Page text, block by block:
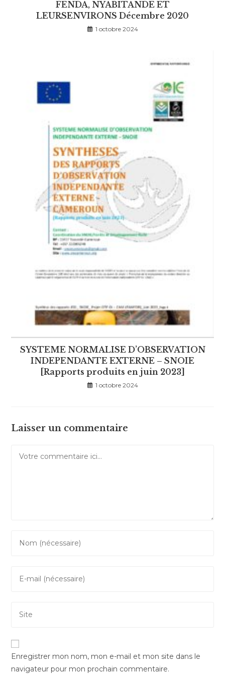
FENDA, NYABITANDE ET
LEURSENVIRONS Décembre 2020
1 octobre 2024
SYSTEME NORMALISE D’OBSERVATION
INDEPENDANTE EXTERNE – SNOIE
[Rapports produits en juin 2023]
1 octobre 2024
Laisser un commentaire
your
comment
your
address
l’URL
votre
site
(facultatif)
Enregistrer mon nom, mon e-mail et mon site dans le
navigateur pour mon prochain commentaire.